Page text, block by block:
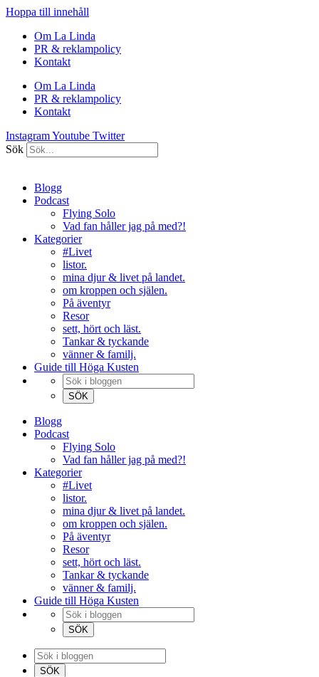
Hoppa till innehåll
Om La Linda
PR & reklampolicy
Kontakt
Om La Linda
PR & reklampolicy
Kontakt
InstagramYoutube Twitter
Sök
Blogg
Podcast
Flying Solo
Vad fan håller jag på med?!
Kategorier
#Livet
listor.
mina djur & livet på landet.
om kroppen och själen.
På äventyr
Resor
sett, hört och läst.
Tankar & tyckande
vänner & familj.
Guide till Höga Kusten
Blogg
Podcast
Flying Solo
Vad fan håller jag på med?!
Kategorier
#Livet
listor.
mina djur & livet på landet.
om kroppen och själen.
På äventyr
Resor
sett, hört och läst.
Tankar & tyckande
vänner & familj.
Guide till Höga Kusten